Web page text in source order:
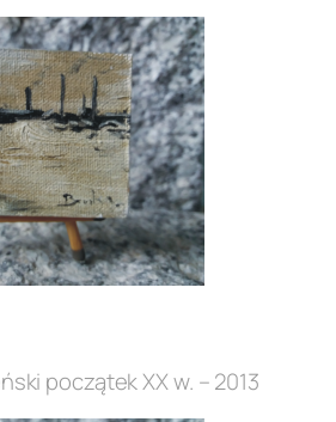
początek XX w. – 2013